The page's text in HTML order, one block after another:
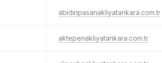
abidinpasanakliyatankara.com.tr
aktepenakliyatankara.com.tr